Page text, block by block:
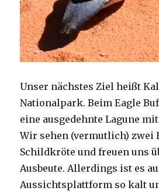
Unser nächstes Ziel heißt
Nationalpark. Beim Eagle
eine ausgedehnte Lagune
Wir sehen (vermutlich) zwei
Schildkröte und freuen uns
Ausbeute. Allerdings ist es
Aussichtsplattform so kalt